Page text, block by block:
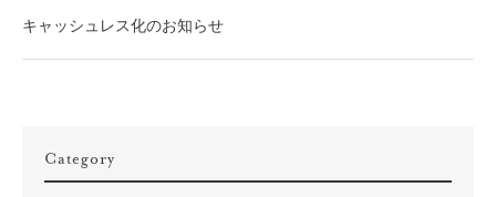
キャッシュレス化のお知らせ
Category